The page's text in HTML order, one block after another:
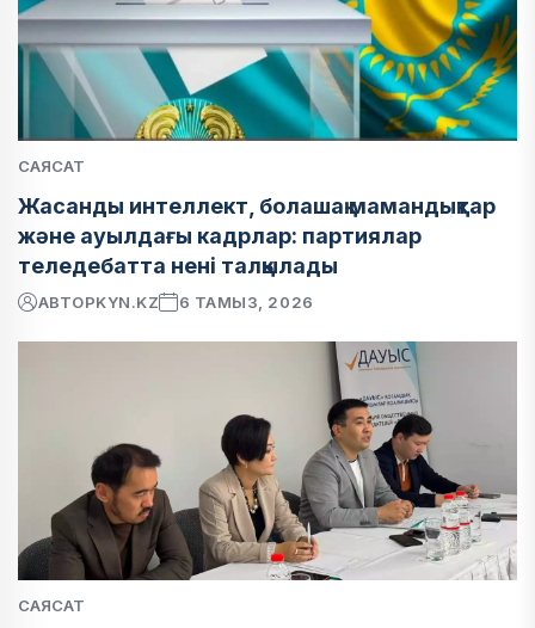
САЯСАТ
Жасанды интеллект, болашақ мамандықтар
және ауылдағы кадрлар: партиялар
теледебатта нені талқылады
АВТОРKYN.KZ 6 ТАМЫЗ, 2026
САЯСАТ